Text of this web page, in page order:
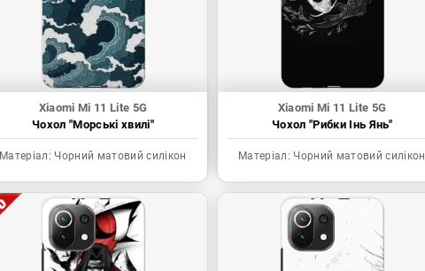
Xiaomi Mi 11 Lite 5G
Чохол "Морські хвилі"
Матеріал: Чорний матовий силікон
Xiaomi Mi 11 Lite 5G
Чохол "Рибки Інь Янь"
Матеріал: Чорний матовий силікон